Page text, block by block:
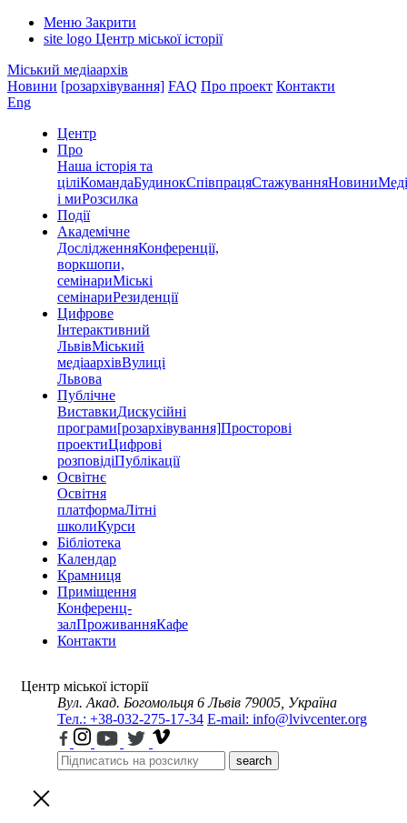
Меню Закрити
site logo Центр міської історії
Міський медіаархів
Новини [розархівування] FAQ Про проект Контакти
Eng
Центр
Про
Наша історія та
ціліКомандаБудинокСпівпрацяСтажуванняНовини
і миРозсилка
Події
Академічне
ДослідженняКонференції,
воркшопи,
семінариМіські
семінариРезиденції
Цифрове
Інтерактивний
ЛьвівМіський
медіаархівВулиці
Львова
Публічне
ВиставкиДискусійні
програми[розархівування]Просторові
проектиЦифрові
розповідіПублікації
Освітнє
Освітня
платформаЛітні
школиКурси
Бібліотека
Календар
Крамниця
Приміщення
Конференц-
залПроживанняКафе
Контакти
Центр міської історії
Вул. Акад. Богомольця 6 Львів 79005, Україна
Тел.: +38-032-275-17-34 E-mail: info@lvivcenter.org
search